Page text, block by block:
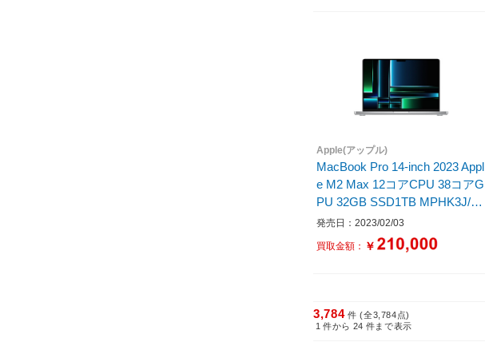
Apple(アップル)
MacBook Pro 14-inch 2023 Appl
e M2 Max 12コアCPU 38コアG
PU 32GB SSD1TB MPHK3J/A
SL
発売日：2023/02/03
買取金額： ￥
3,784 件 (全3,784点)
1 件から 24 件まで表示